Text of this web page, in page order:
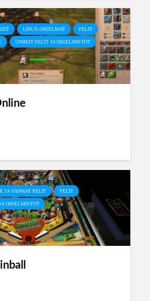
LINUX-OHJELMAT PELIT
UNIIKIT PELIT JA OHJELMISTOT
JA VANHAT PELIT PELIT
OHJELMISTOT